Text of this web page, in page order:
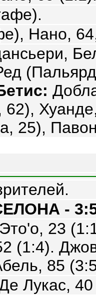
Нано,
62),
25),
-
23
(1:4).
85
Лукас,